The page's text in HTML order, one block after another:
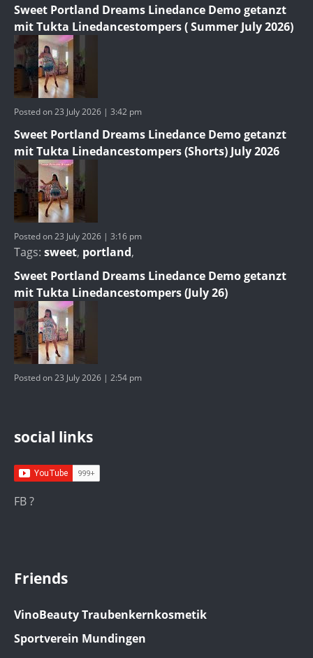
Sweet Portland Dreams Linedance Demo getanzt
mit Tukta Linedancestompers ( Summer July 2026)
Posted on 23 July 2026 | 3:42 pm
Sweet Portland Dreams Linedance Demo getanzt
mit Tukta Linedancestompers (Shorts) July 2026
Posted on 23 July 2026 | 3:16 pm
Tags: sweet, portland,
Sweet Portland Dreams Linedance Demo getanzt
mit Tukta Linedancestompers (July 26)
Posted on 23 July 2026 | 2:54 pm
social links
FB ?
Friends
VinoBeauty Traubenkernkosmetik
Sportverein Mundingen